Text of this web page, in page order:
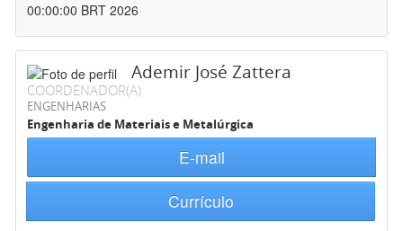
00:00:00 BRT 2026
Ademir José Zattera
COORDENADOR(A)
ENGENHARIAS
Engenharia de Materiais e Metalúrgica
E-mail
Currículo